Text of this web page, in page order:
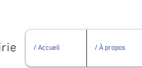
/ Accueil / À propos